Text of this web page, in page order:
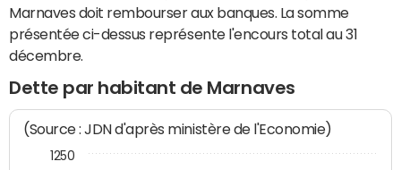
Marnaves doit rembourser aux banques. La somme
présentée ci-dessus représente l'encours total au 31
décembre.
Dette par habitant de Marnaves
(Source : JDN d'après ministère de l'Economie)
1250